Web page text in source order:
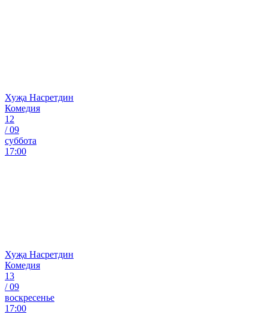
Хуҗа Насретдин
Комедия
12
/09
суббота
17:00
Хуҗа Насретдин
Комедия
13
/09
воскресенье
17:00